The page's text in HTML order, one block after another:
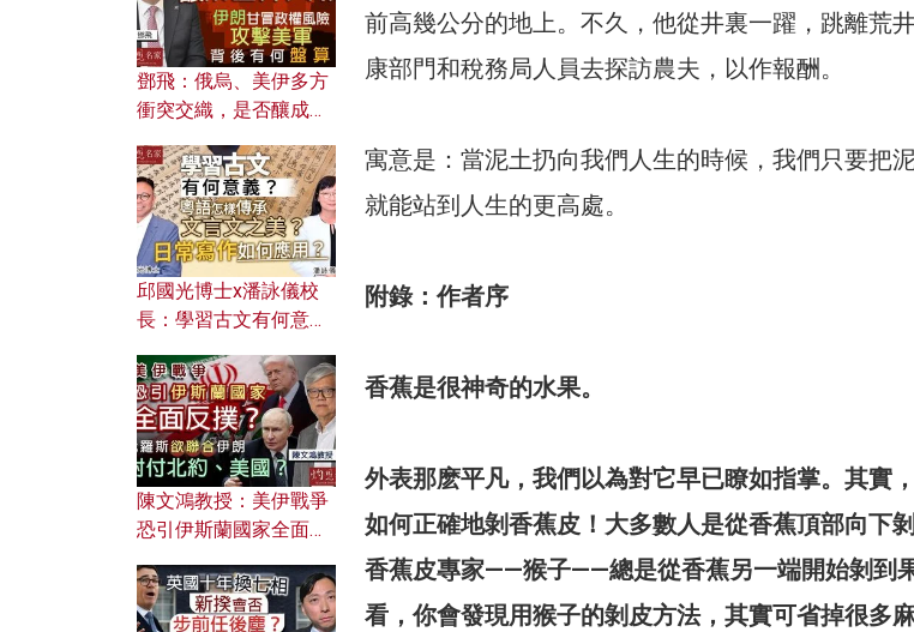
前高幾公分的地上。不久，他從井裏一躍，跳離荒
康部門和稅務局人員去探訪農夫，以作報酬。
寓意是：當泥土扔向我們人生的時候，我們只要把
就能站到人生的更高處。
附錄：作者序
香蕉是很神奇的水果。
外表那麽平凡，我們以為對它早已瞭如指掌。其實
如何正確地剝香蕉皮！大多數人是從香蕉頂部向下
香蕉皮專家——猴子——總是從香蕉另一端開始剝到
看，你會發現用猴子的剝皮方法，其實可省掉很多麻
鄧飛：俄烏、美伊多方
衝突交織，是否釀成世
風險攻擊美軍，背後有
何盤算？
邱國光博士x潘詠儀校
長：學習古文有何意
文之美？ 日常寫作如何
應用？
陳文鴻教授：美伊戰爭
恐引伊斯蘭國家全面反
對付北約美國？